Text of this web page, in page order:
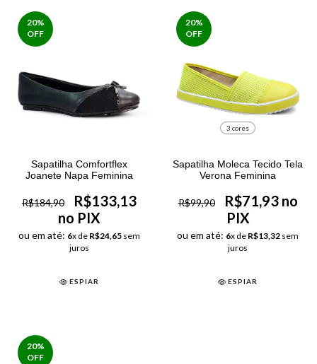
20%
OFF
Sapatilha Comfortflex
Joanete Napa Feminina
R$184,90
R$133,13
no PIX
ou em até: 6x de R$24,65 sem
juros
ESPIAR
20%
OFF
3 cores
Sapatilha Moleca Tecido Tela
Verona Feminina
R$99,90
R$71,93 no
PIX
ou em até: 6x de R$13,32 sem
juros
ESPIAR
20%
OFF